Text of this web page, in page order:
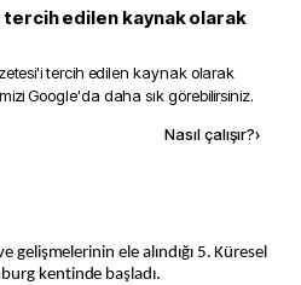
edilen kaynak olarak
'i tercih edilen kaynak olarak
Google'da daha sık görebilirsiniz.
Nasıl çalışır?›
gelişmelerinin ele alındığı 5. Küresel
kentinde başladı.